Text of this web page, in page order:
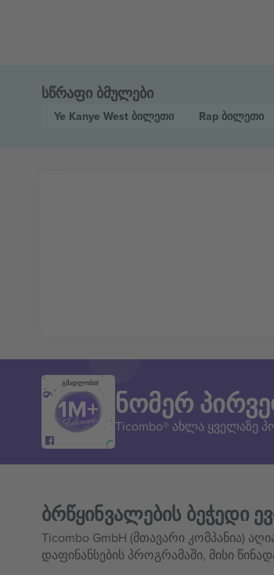
სწრაფი ბმულები
Ye Kanye West ბილეთი Rap ბილეთი
გმადლობთ!
ნომერ
Ticombo® ახლა ყველაზე
ბრწყინვალების ბეჭედი
Ticombo GmbH (მთავარი კომპანია)
დაფინანსების პროგრამაში, მისი